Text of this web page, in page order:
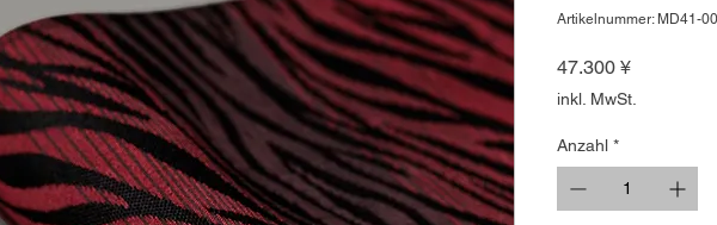
Artikelnummer: MD41-
47.300 ¥Preis
inkl. MwSt.
Anzahl *